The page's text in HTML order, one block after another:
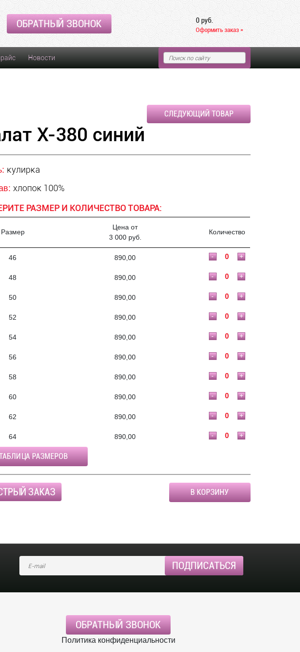
ОБРАТНЫЙ ЗВОНОК 0 руб.
Оформить заказ »
Новости
СЛЕДУЮЩИЙ ТОВАР
Х-380 синий
кулирка
хлопок 100%
РАЗМЕР И КОЛИЧЕСТВО ТОВАРА:
Размер
Цена от
3 000 руб.
Количество
46 890,00 +
-
48 890,00 +
-
50 890,00 +
-
52 890,00 +
-
54 890,00 +
-
56 890,00 +
-
58 890,00 +
-
60 890,00 +
-
62 890,00 +
-
64 890,00 +
-
РАЗМЕРОВ
ЗАКАЗ В КОРЗИНУ
ОБРАТНЫЙ ЗВОНОК
Политика конфиденциальности